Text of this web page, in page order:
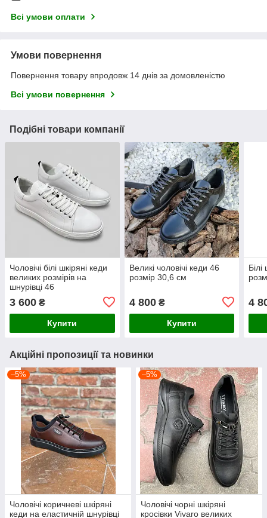
Всі умови оплати
Умови повернення
Повернення товару впродовж 14 днів за домовленістю
Всі умови повернення
Подібні товари компанії
Чоловічі білі шкіряні кеди
великих розмірів на
шнурівці 46
3 600 ₴
Купити
Великі чоловічі кеди 46
розмір 30,6 см
4 800₴
Купити
4
Акційні пропозиції та новинки
–5%
Чоловічі коричневі шкіряні
кеди на еластичній шнурівці
–5%
Чоловічі чорні шкіряні
кросівки Vivaro великих